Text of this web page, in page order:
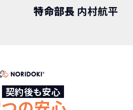
するかなどを選べます。
の場合は、車両を必
くことを前提とするこ
を実現しています。
に
によりますが、最新型
られるのは気持ちよ
きます！
特命部長 内村航平
契約後も安心